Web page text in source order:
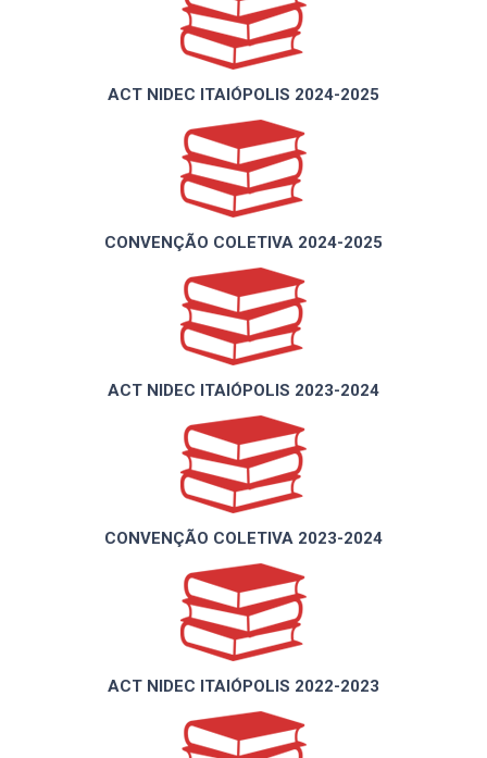
ACT NIDEC ITAIÓPOLIS 2024-2025
CONVENÇÃO COLETIVA 2024-2025
ACT NIDEC ITAIÓPOLIS 2023-2024
CONVENÇÃO COLETIVA 2023-2024
ACT NIDEC ITAIÓPOLIS 2022-2023